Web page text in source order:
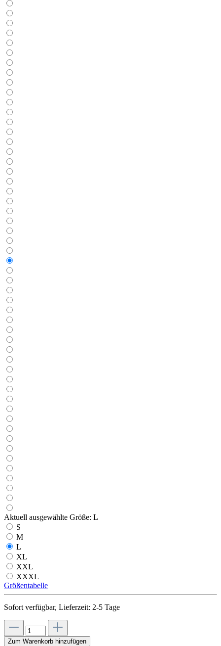
Aktuell ausgewählte Größe: L
S
M
L
XL
XXL
XXXL
Größentabelle
Sofort verfügbar, Lieferzeit: 2-5 Tage
Zum Warenkorb hinzufügen